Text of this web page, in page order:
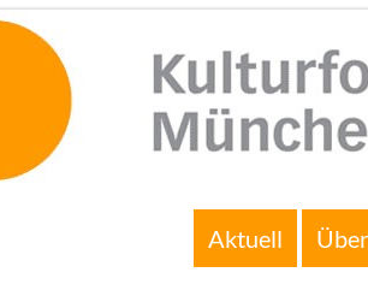
Aktuell